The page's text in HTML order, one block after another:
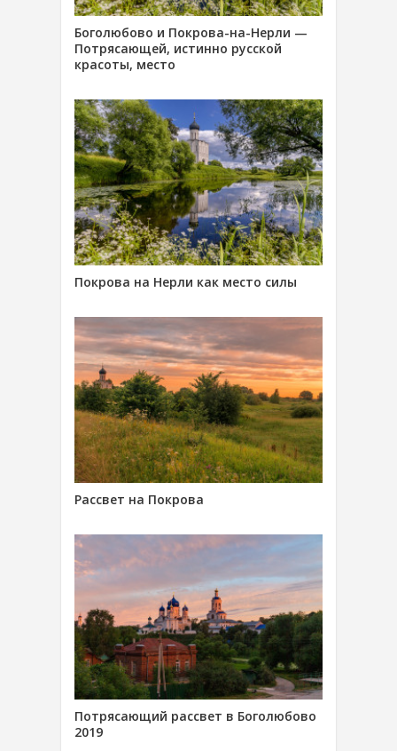
Боголюбово и Покрова-на-Нерли —
Потрясающей, истинно русской
красоты, место
Покрова на Нерли как место силы
Рассвет на Покрова
Потрясающий рассвет в Боголюбово
2019